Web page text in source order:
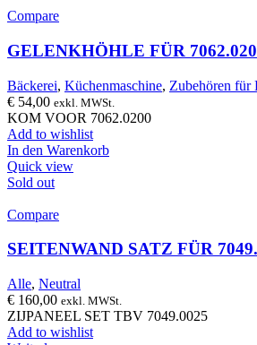
Compare
GELENKHÖHLE FÜR
Bäckerei, Küchenmaschine, Zubehören für
€ 54,00 exkl. MWSt.
KOM VOOR 7062.0200
Add to wishlist
In den Warenkorb
Quick view
Sold out
Compare
SEITENWAND SATZ FÜR
Alle, Neutral
€ 160,00 exkl. MWSt.
ZIJPANEEL SET TBV 7049.0025
Add to wishlist